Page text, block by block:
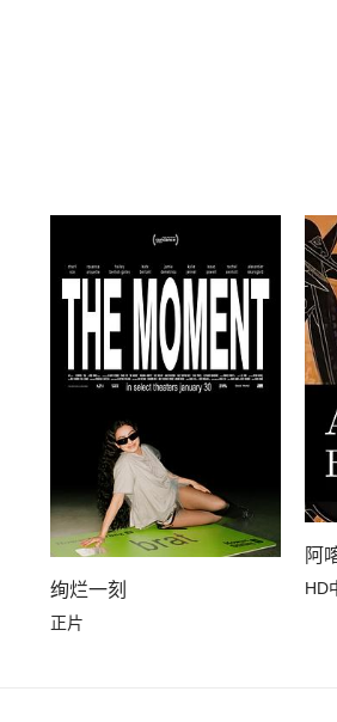
绚烂一刻
正片
阿
HD